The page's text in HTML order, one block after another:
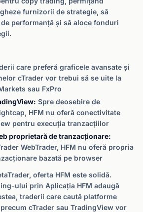
furnizorii de strategie, să
performanță și să aloce fonduri
care preferă graficele avansate și
cTrader vor trebui să se uite la
sau FxPro
Spre deosebire de
HFM nu oferă conectivitate
pentru execuția tranzacțiilor
proprietară de tranzacționare:
WebTrader, HFM nu oferă propria
bazată pe browser
oferta HFM este solidă.
ului prin Aplicația HFM adaugă
traderii care caută platforme
cTrader sau TradingView vor